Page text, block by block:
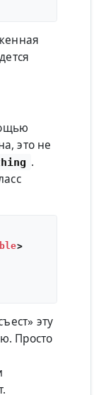
это не
.
>
эту
Просто